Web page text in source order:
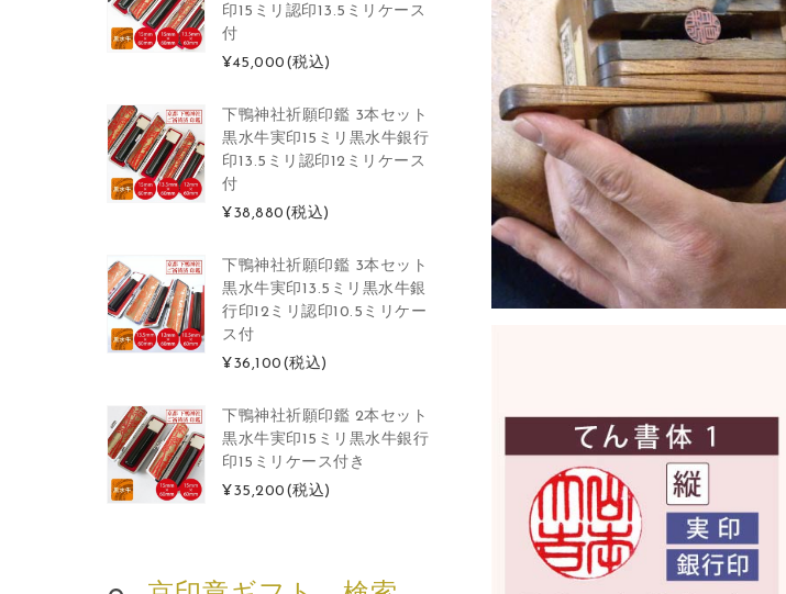
印15ミリ認印13.5ミリケース
付
¥45,000 (税込)
下鴨神社祈願印鑑 3本セット
黒水牛実印15ミリ黒水牛銀行
印13.5ミリ認印12ミリケース
付
¥38,880 (税込)
下鴨神社祈願印鑑 3本セット
黒水牛実印13.5ミリ黒水牛銀
行印12ミリ認印10.5ミリケー
ス付
¥36,100 (税込)
下鴨神社祈願印鑑 2本セット
黒水牛実印15ミリ黒水牛銀行
印15ミリケース付き
¥35,200 (税込)